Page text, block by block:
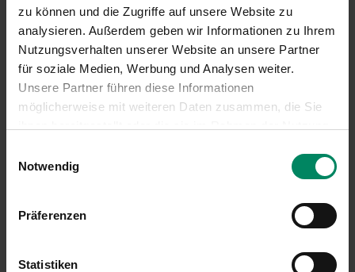
zu können und die Zugriffe auf unsere Website zu
analysieren. Außerdem geben wir Informationen zu Ihrem
Nutzungsverhalten unserer Website an unsere Partner
für soziale Medien, Werbung und Analysen weiter.
Unsere Partner führen diese Informationen
möglicherweise mit weiteren Daten zusammen, die Sie
Notwendig
Präferenzen
Statistiken
Informationsblatt häufig gestellte Fragen
Rechtliche Grundlagen
Allgemeine Vertragsbedingungen
Zielgruppen
Förderungsberechnung
Weiterführende Links –